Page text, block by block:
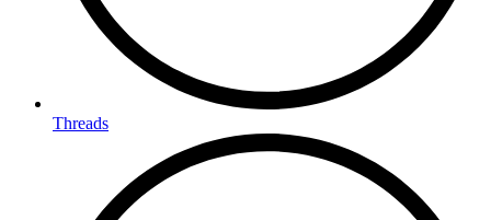
Threads